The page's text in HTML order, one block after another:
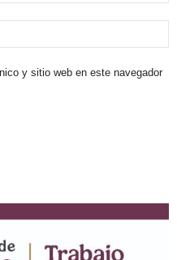
y sitio web en este navegador